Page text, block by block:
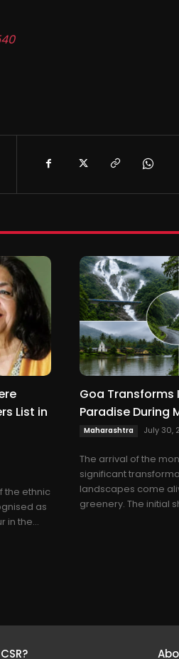
List in
the ethnic
as
in the...
Goa Transforms
Paradise During
Maharashtra July 30,
The arrival of the
significant
landscapes come
greenery. The initial